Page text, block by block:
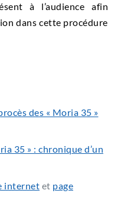
à l’audience afin
dans cette procédure
des « Moria 35 »
35 » : chronique d’un
internet et page